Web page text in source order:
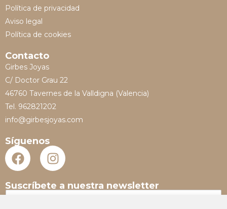
Política de privacidad
Aviso legal
Política de cookies
Contacto
Girbes Joyas
C/ Doctor Grau 22
46760 Tavernes de la Valldigna (Valencia)
Tel. 962821202
info@girbesjoyas.com
Síguenos
Suscríbete a nuestra newsletter
N